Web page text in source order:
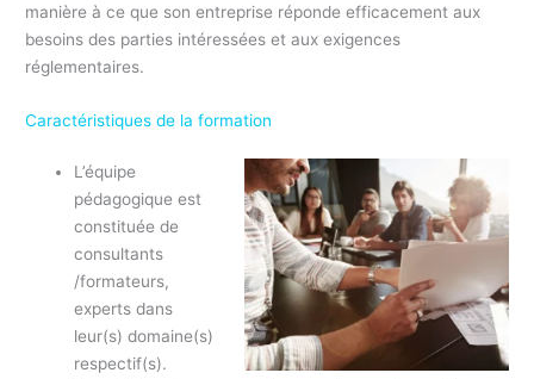
manière à ce que son entreprise réponde efficacement aux
besoins des parties intéressées et aux exigences
réglementaires.
Caractéristiques de la formation
L’équipe
pédagogique est
constituée de
consultants
/formateurs,
experts dans
leur(s) domaine(s)
respectif(s).